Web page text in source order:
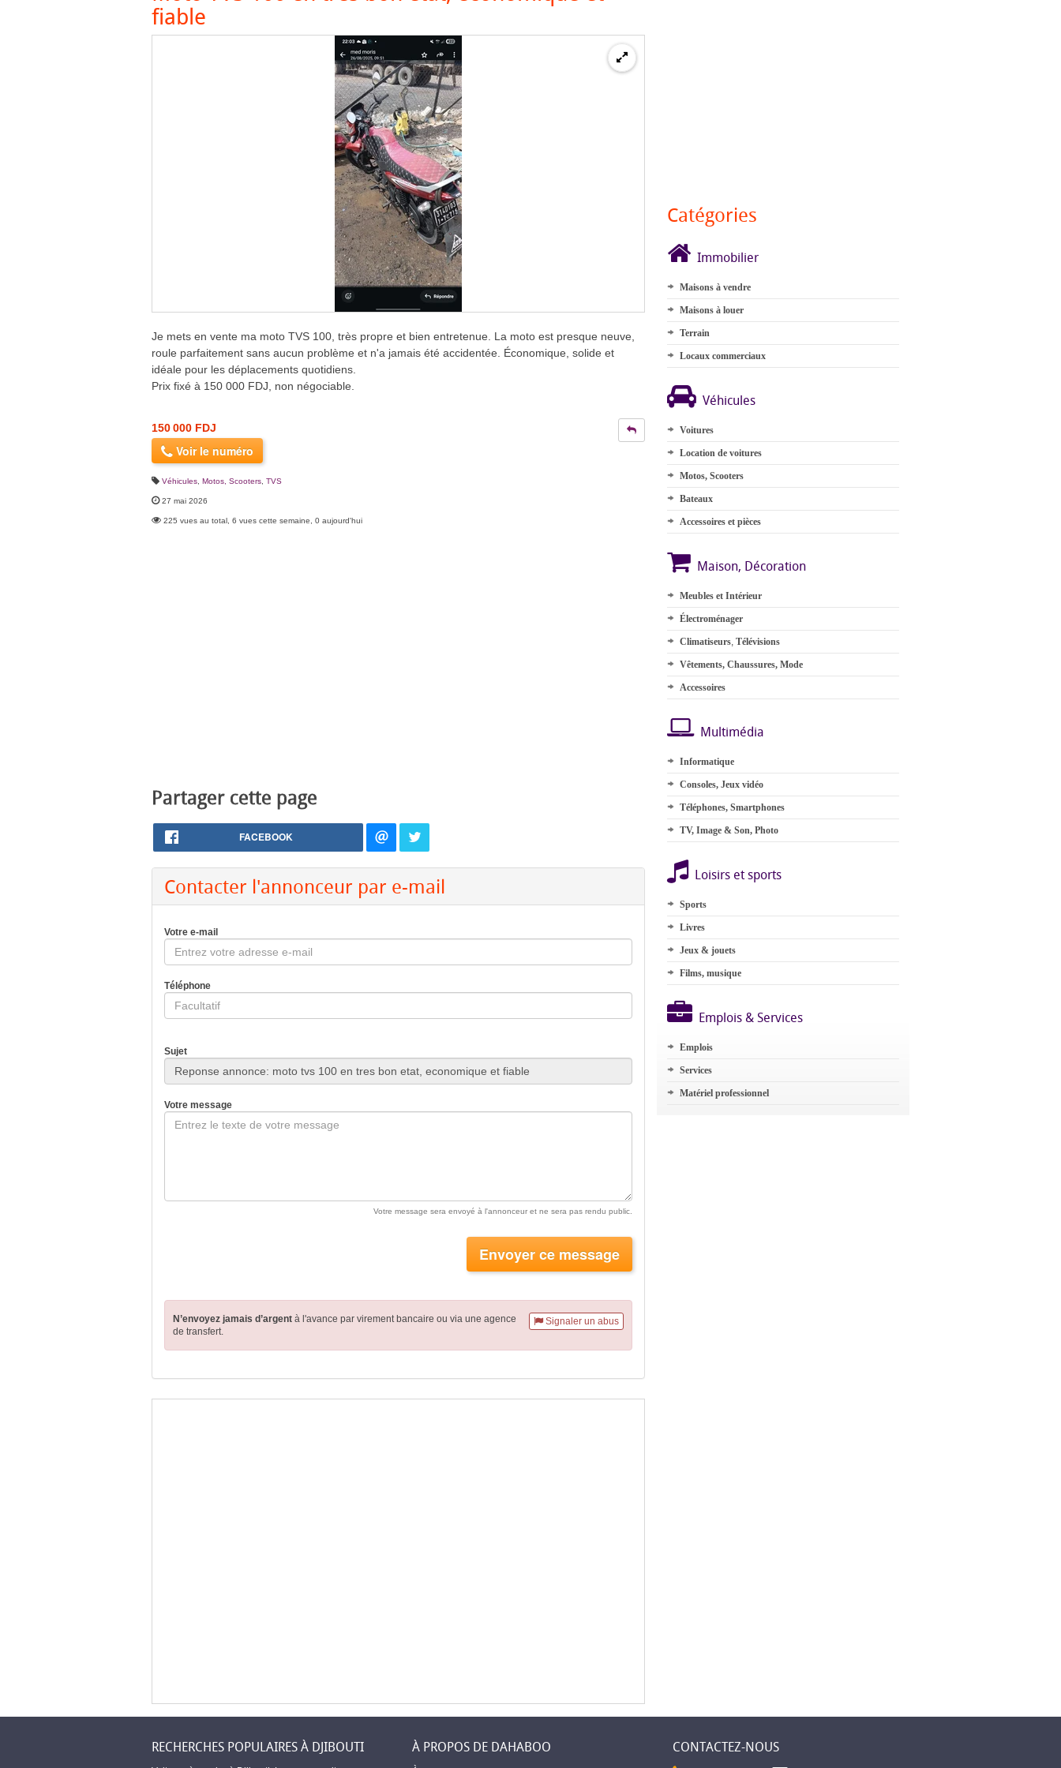
fiable
Je mets en vente ma moto TVS 100, très propre et bien entretenue. La moto est presque neuve,
roule parfaitement sans aucun problème et n'a jamais été accidentée. Économique, solide et
idéale pour les déplacements quotidiens.
Prix fixé à 150 000 FDJ, non négociable.
150 000 FDJ
Voir le numéro
Véhicules Motos, Scooters TVS
27 mai 2026
225 vues au total, 6 vues cette semaine, 0 aujourd'hui
Partager cette page
FACEBOOK
Contacter l'annonceur par e-mail
Votre e-mail
Téléphone
Sujet
Votre message
Votre message sera envoyé à l'annonceur et ne sera pas rendu public.
Envoyer ce message
Signaler un abus
N’envoyez jamais d’argent à l'avance par virement bancaire ou via une agence
de transfert.
Catégories
Immobilier
Maisons à vendre
Maisons à louer
Terrain
Locaux commerciaux
Véhicules
Voitures
Location de voitures
Motos, Scooters
Bateaux
Accessoires et pièces
Maison, Décoration
Meubles et Intérieur
Électroménager
Climatiseurs, Télévisions
Vêtements, Chaussures, Mode
Accessoires
Multimédia
Informatique
Consoles, Jeux vidéo
Téléphones, Smartphones
TV, Image & Son, Photo
Loisirs et sports
Sports
Livres
Jeux & jouets
Films, musique
Emplois & Services
Emplois
Services
Matériel professionnel
RECHERCHES POPULAIRES À DJIBOUTI À PROPOS DE DAHABOO CONTACTEZ-NOUS